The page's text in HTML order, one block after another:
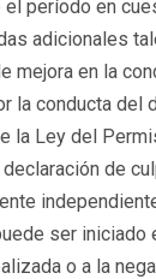
el período en
adicionales
mejora en la
la conducta del
la Ley del
de
ser iniciado
o a la